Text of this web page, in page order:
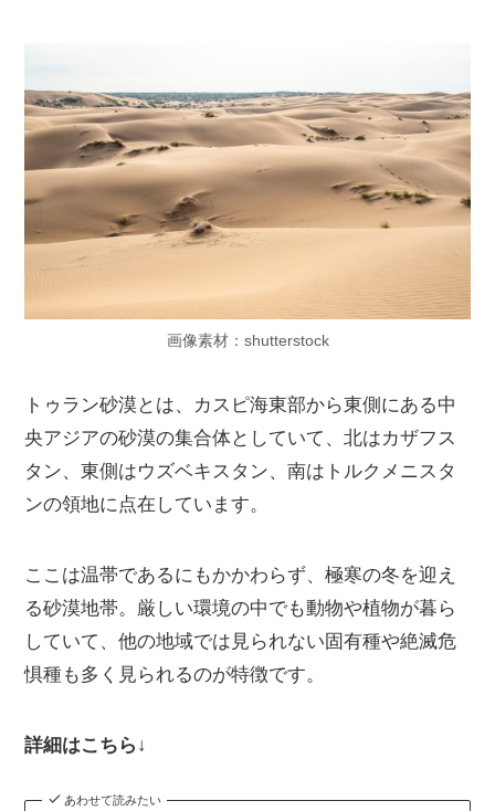
画像素材：shutterstock
トゥラン砂漠とは、カスピ海東部から東側にある中
央アジアの砂漠の集合体としていて、北はカザフス
タン、東側はウズベキスタン、南はトルクメニスタ
ンの領地に点在しています。
ここは温帯であるにもかかわらず、極寒の冬を迎え
る砂漠地帯。厳しい環境の中でも動物や植物が暮ら
していて、他の地域では見られない固有種や絶滅危
惧種も多く見られるのが特徴です。
詳細はこちら↓
あわせて読みたい